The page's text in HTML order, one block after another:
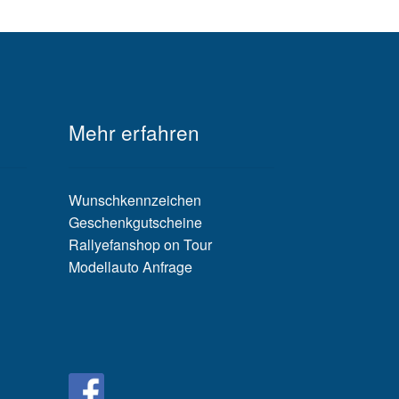
Mehr erfahren
Wunschkennzeichen
Geschenkgutscheine
Rallyefanshop on Tour
Modellauto Anfrage